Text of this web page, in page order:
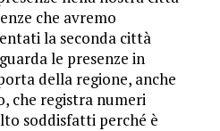
che avremo
la seconda città
le presenze in
della regione, anche
che registra numeri
soddisfatti perché è